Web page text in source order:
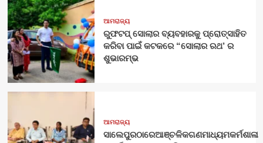
ଆମରାଜ୍ୟ
ରୁଫଟପ୍ ସୋଲାର ବ୍ୟବହାରକୁ ପ୍ରୋତ୍ସାହିତ
କରିବା ପାଇଁ କଟକରେ “ସୋଲାର ରଥ’ ର
ଶୁଭାରମ୍ଭ
ଆମରାଜ୍ୟ
ସାଲେପୁରଠାରେଆଞ୍ଚଳିକଗଣମାଧ୍ୟମକର୍ମଶାଳା